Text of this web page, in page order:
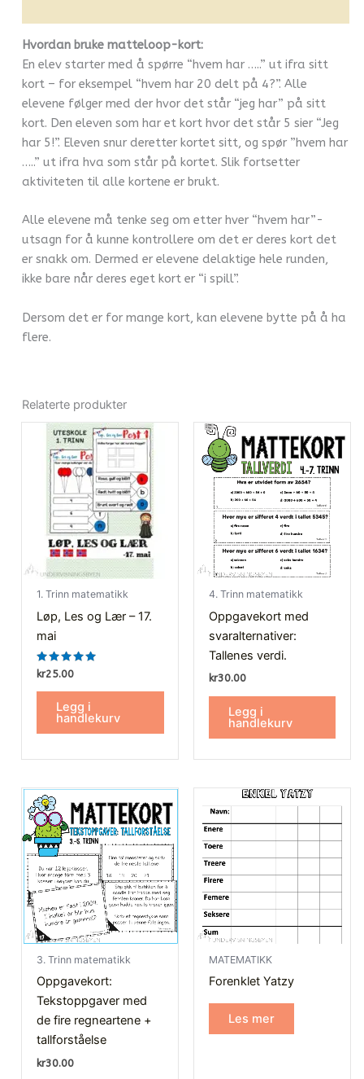
Hvordan bruke matteloop-kort:
En elev starter med å spørre “hvem har …..” ut ifra sitt
kort – for eksempel “hvem har 20 delt på 4?”. Alle
elevene følger med der hvor det står “jeg har” på sitt
kort. Den eleven som har et kort hvor det står 5 sier “Jeg
har 5!”. Eleven snur deretter kortet sitt, og spør ”hvem har
…..” ut ifra hva som står på kortet. Slik fortsetter
aktiviteten til alle kortene er brukt.
Alle elevene må tenke seg om etter hver “hvem har”-
utsagn for å kunne kontrollere om det er deres kort det
er snakk om. Dermed er elevene delaktige hele runden,
ikke bare når deres eget kort er “i spill”.
Dersom det er for mange kort, kan elevene bytte på å ha
flere.
Relaterte produkter
1. Trinn matematikk
Løp, Les og Lær – 17.
mai
Vurdert
5.00
av 5
kr25.00
Legg i
handlekurv
4. Trinn matematikk
Oppgavekort med
svaralternativer:
Tallenes verdi.
kr30.00
Legg i
handlekurv
3. Trinn matematikk
Oppgavekort:
Tekstoppgaver med
de fire regneartene +
tallforståelse
kr30.00
MATEMATIKK
Forenklet Yatzy
Les mer